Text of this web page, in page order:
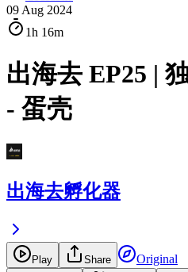
09 Aug 2024
1h 16m
出海去 EP25 |
- 蛋壳
出海去孵化器
Play Share Original